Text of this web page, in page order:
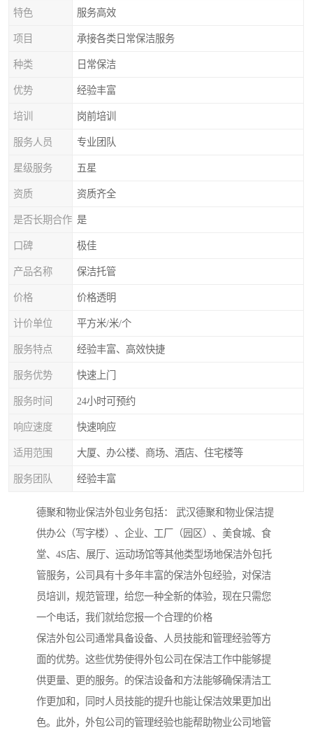
特色 服务高效
项目 承接各类日常保洁服务
种类 日常保洁
优势 经验丰富
培训 岗前培训
服务人员 专业团队
星级服务 五星
资质 资质齐全
是否长期合作 是
口碑 极佳
产品名称 保洁托管
价格 价格透明
计价单位 平方米/米/个
服务特点 经验丰富、高效快捷
服务优势 快速上门
服务时间 24小时可预约
响应速度 快速响应
适用范围 大厦、办公楼、商场、酒店、住宅楼等
服务团队 经验丰富
德聚和物业保洁外包业务包括： 武汉德聚和物业保洁提
供办公（写字楼）、企业、工厂（园区）、美食城、食
堂、4S店、展厅、运动场馆等其他类型场地保洁外包托
管服务，公司具有十多年丰富的保洁外包经验，对保洁
员培训，规范管理，给您一种全新的体验，现在只需您
一个电话，我们就给您报一个合理的价格
保洁外包公司通常具备设备、人员技能和管理经验等方
面的优势。这些优势使得外包公司在保洁工作中能够提
供更量、更的服务。的保洁设备和方法能够确保清洁工
作更加和，同时人员技能的提升也能让保洁效果更加出
色。此外，外包公司的管理经验也能帮助物业公司地管